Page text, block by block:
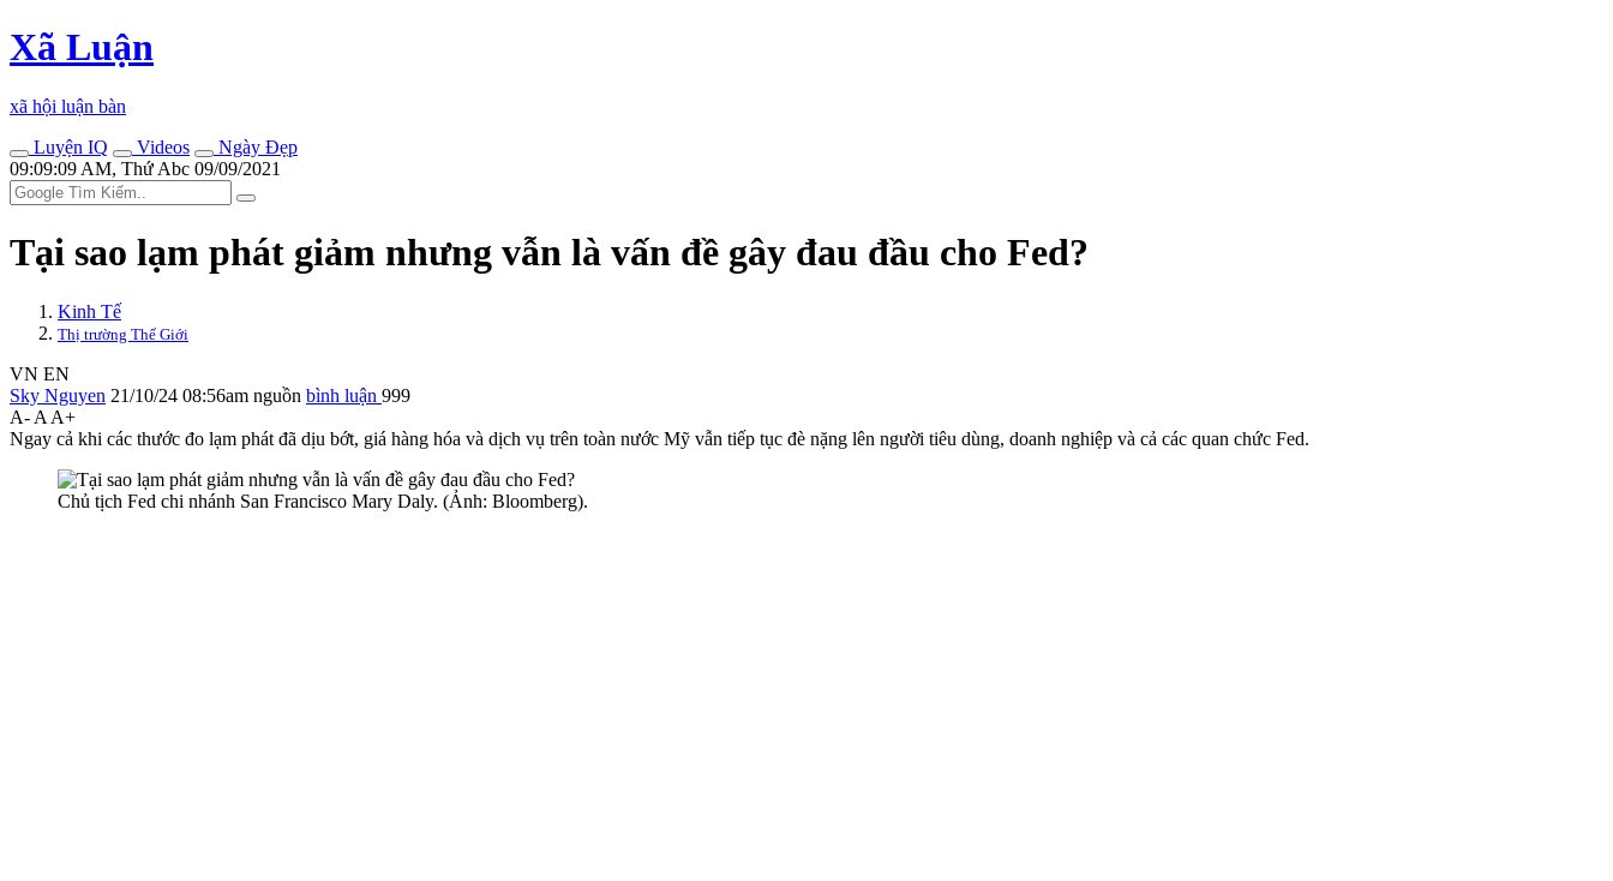
Xã Luận
xã hội luận bàn
Luyện IQ
Videos
Ngày Đẹp
09:09:09 AM, Thứ Abc 09/09/2021
Tại sao lạm phát giảm nhưng vẫn là vấn đề gây đau đầu cho Fed?
Kinh Tế
Thị trường Thế Giới
VN EN
Sky Nguyen 21/10/24 08:56am nguồn bình luận 999
A- A A+
Ngay cả khi các thước đo lạm phát đã dịu bớt, giá hàng hóa và dịch vụ trên toàn nước Mỹ vẫn tiếp tục đè nặng lên người tiêu dùng, doanh nghiệp và cả các quan chức Fed.
Chủ tịch Fed chi nhánh San Francisco Mary Daly. (Ảnh: Bloomberg).